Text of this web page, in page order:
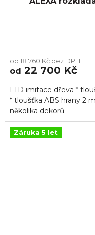
produktu
je
z
5
hvězdiček.
od 18 760 Kč bez DPH
od 22 700 Kč
LTD imitace dřeva *
* tloušťka ABS hrany 2
několika dekorů
Záruka 5 let